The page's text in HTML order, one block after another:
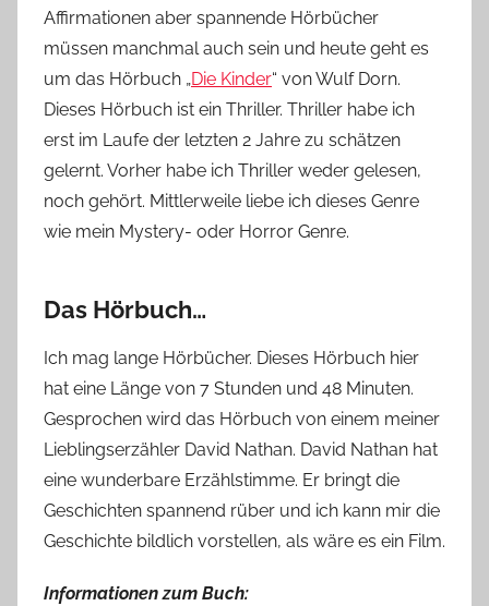
n
e
Affirmationen aber spannende Hörbücher
müssen manchmal auch sein und heute geht es
um das Hörbuch „Die Kinder“ von Wulf Dorn.
Dieses Hörbuch ist ein Thriller. Thriller habe ich
erst im Laufe der letzten 2 Jahre zu schätzen
gelernt. Vorher habe ich Thriller weder gelesen,
noch gehört. Mittlerweile liebe ich dieses Genre
wie mein Mystery- oder Horror Genre.
Das Hörbuch…
Ich mag lange Hörbücher. Dieses Hörbuch hier
hat eine Länge von 7 Stunden und 48 Minuten.
Gesprochen wird das Hörbuch von einem meiner
Lieblingserzähler David Nathan. David Nathan hat
eine wunderbare Erzählstimme. Er bringt die
Geschichten spannend rüber und ich kann mir die
Geschichte bildlich vorstellen, als wäre es ein Film.
Informationen zum Buch: